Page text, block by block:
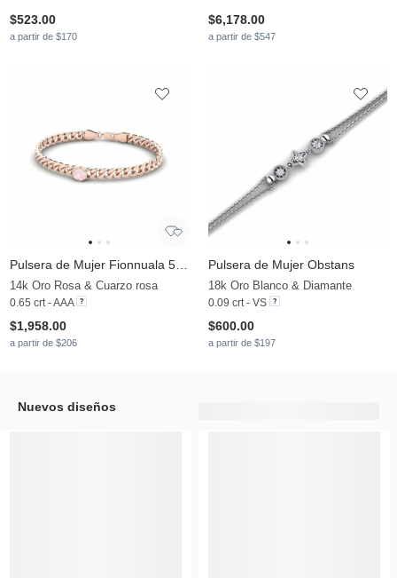
$523.00
a partir de $170
$6,178.00
a partir de $547
14k Oro Rosa & Cuarzo rosa
0.65 crt - AAA
$1,958.00
a partir de $206
Pulsera de Mujer Obstans
18k Oro Blanco & Diamante
0.09 crt - VS
$600.00
a partir de $197
Nuevos diseños